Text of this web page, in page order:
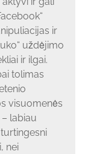
ir
uždėjimo
ir ilgai.
tolimas
visuomenės
labiau
nei